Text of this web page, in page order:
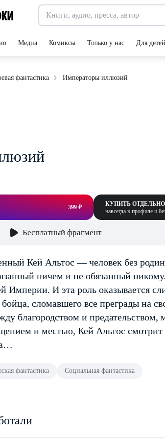
Медиа Комиксы Только у нас Для детей
фантастика Императоры иллюзий
399 ₽
КУПИТЬ ОТДЕЛЬНО
навсегда в профиле и
Бесплатный фрагмент
Кей Альтос — человек без
ничем и не обязанный
Империи. И эта роль оказывается
сломавшего все преграды на
благородством и
и местью, Кей Альтос смотрит
фантастика Социальная фантастика